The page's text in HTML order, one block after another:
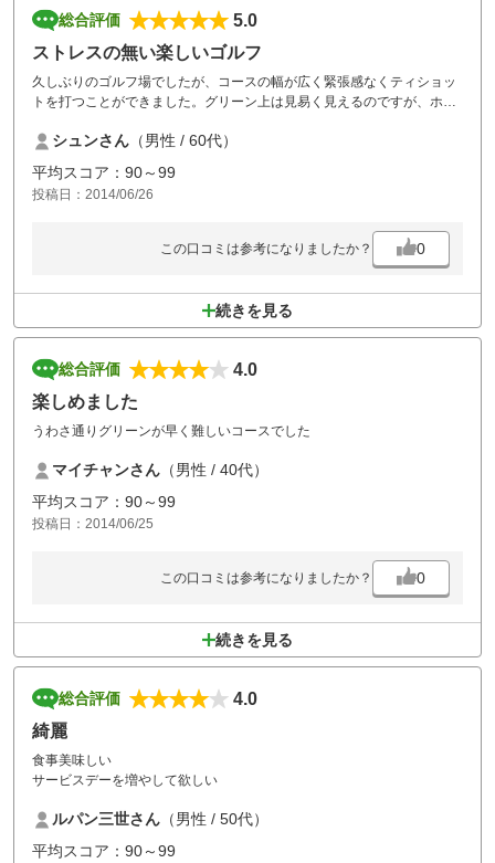
総合評価
5.0
ストレスの無い楽しいゴルフ
久しぶりのゴルフ場でしたが、コースの幅が広く緊張感なくティショッ
トを打つことができました。グリーン上は見易く見えるのですが、ホー
した。プレーヤーも前後の組への気遣いをしてくれて、プレー遅延など
のストレスは全くありませんでした。機会を見てまた行きたいゴルフ場
です。
シュンさん （男性 / 60代）
平均スコア：90～99
投稿日：2014/06/26
この口コミは参考になりましたか？ 0
続きを見る
総合評価
4.0
楽しめました
うわさ通りグリーンが早く難しいコースでした
マイチャンさん （男性 / 40代）
平均スコア：90～99
投稿日：2014/06/25
この口コミは参考になりましたか？ 0
続きを見る
総合評価
4.0
綺麗
食事美味しい
サービスデーを増やして欲しい
ルパン三世さん （男性 / 50代）
平均スコア：90～99